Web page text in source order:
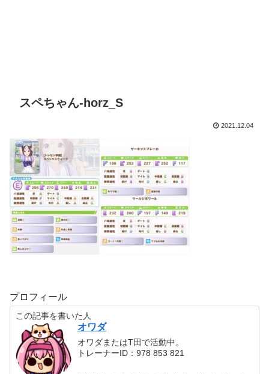
スペちゃん-horz_S
2021.12.04
プロフィール
この記事を書いた人
オワダ
オワダまたはT田で活動中。
トレーナーID：978 853 821